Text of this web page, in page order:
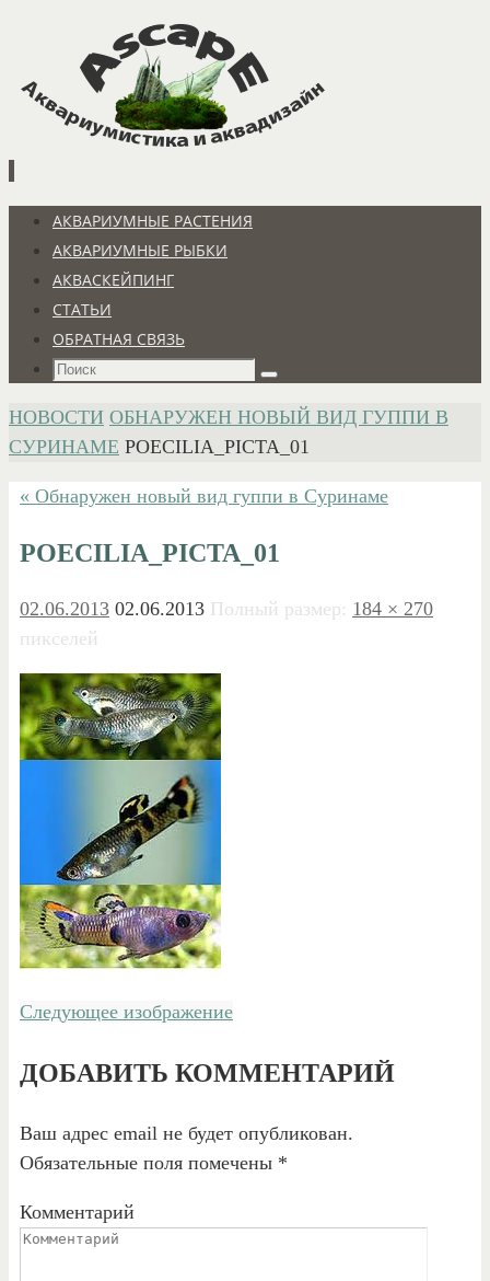
содержимому
Перейти
содержимому
АКВАРИУМНЫЕ РАСТЕНИЯ
АКВАРИУМНЫЕ РЫБКИ
АКВАСКЕЙПИНГ
СТАТЬИ
ОБРАТНАЯ СВЯЗЬ
Что
Поиск
ГЛАВНАЯ
НОВОСТИ ОБНАРУЖЕН НОВЫЙ ВИД ГУППИ В
СУРИНАМЕ POECILIA_PICTA_01
« Обнаружен новый вид гуппи в Суринаме
POECILIA_PICTA_01
02.06.2013 02.06.2013 Полный размер: 184 × 270
пикселей
Следующее изображение
ДОБАВИТЬ КОММЕНТАРИЙ
Ваш адрес email не будет опубликован.
Обязательные поля помечены *
Комментарий